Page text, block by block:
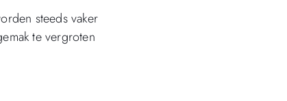
steeds vaker
te vergroten